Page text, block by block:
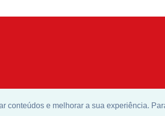
conteúdos e melhorar a sua experiência.